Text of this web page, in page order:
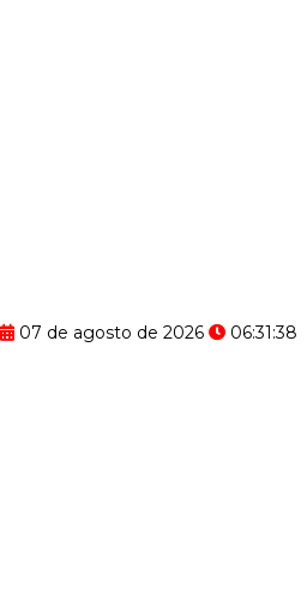
07 de agosto de 2026 06:31:39